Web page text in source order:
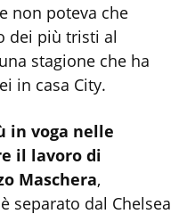
non poteva che
dei più tristi al
stagione che ha
in casa City.
in voga nelle
il lavoro di
Maschera,
separato dal Chelsea